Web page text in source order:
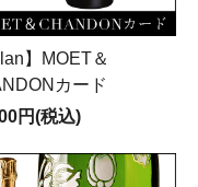
】MOET＆
カード
円(税込)